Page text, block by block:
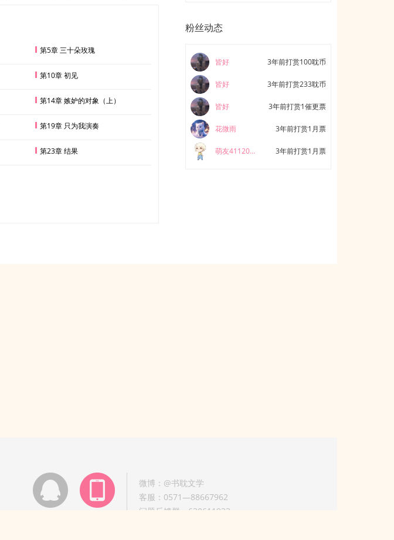
第5章 三十朵玫瑰
第10章 初见
第14章 嫉妒的对象（上）
第19章 只为我演奏
第23章 结果
粉丝动态
皆好 3年前打赏100耽币
皆好 3年前打赏233耽币
皆好 3年前打赏1催更票
花微雨 3年前打赏1月票
萌友411205507652 3年前打赏1月票
微博：@书耽文学
客服：0571—88667962
问题反馈群：630611933